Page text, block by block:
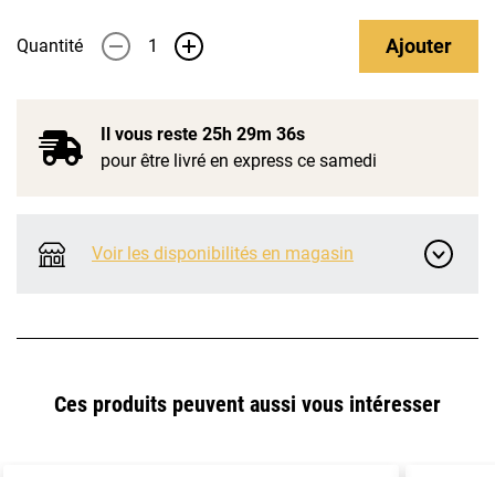
Quantité - + Ajouter
Il vous reste 25h 29m 35s
pour être livré en express ce samedi
Voir les disponibilités en magasin
Ces produits peuvent aussi vous intéresser